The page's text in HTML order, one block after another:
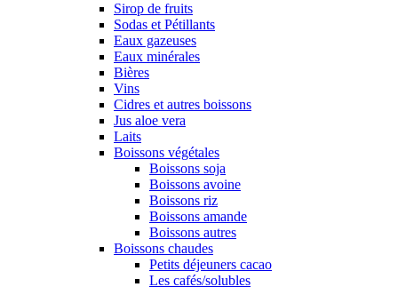
Sirop de fruits
Sodas et Pétillants
Eaux gazeuses
Eaux minérales
Bières
Vins
Cidres et autres boissons
Jus aloe vera
Laits
Boissons végétales
Boissons soja
Boissons avoine
Boissons riz
Boissons amande
Boissons autres
Boissons chaudes
Petits déjeuners cacao
Les cafés/solubles